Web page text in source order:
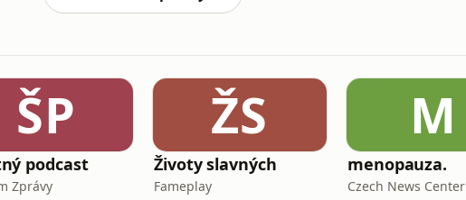
ŠP
podcast
Zprávy
ŽS
Životy slavných
Fameplay
M
menopauza.
Czech News Center